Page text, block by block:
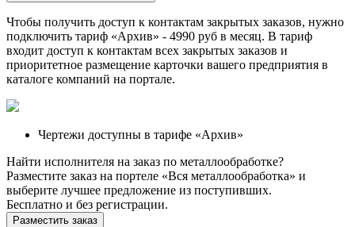
Чтобы получить доступ к контактам закрытых заказов, нужно
подключить тариф «Архив» - 4990 руб в месяц. В тариф
входит доступ к контактам всех закрытых заказов и
приоритетное размещение карточки вашего предприятия в
каталоге компаний на портале.
Чертежи доступны в тарифе «Архив»
Найти исполнителя на заказ по металлообработке?
Разместите заказ на портеле «Вся металлообработка» и
выберите лучшее предложение из поступивших.
Бесплатно и без регистрации.
Разместить заказ